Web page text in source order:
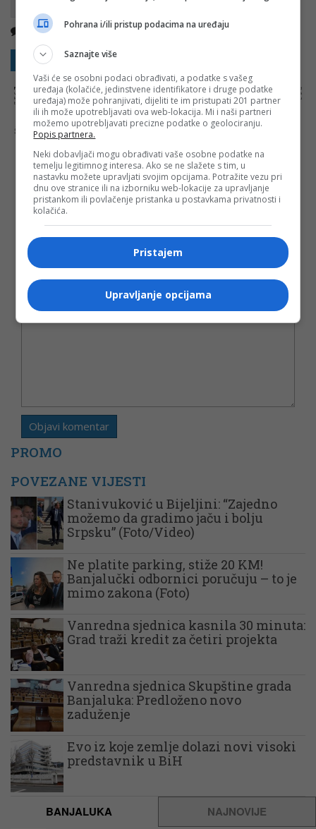
Kopirati
Nema komentara
Sakrij sve komentare
NAPOMENA: Komentari odražavaju stavove njihovih autora, a ne nužno i stavove internet portala Banjaluka.com. Molimo korisnike da se suzdrže od
vrijeđanja, psovanja i vulgarnog izražavanja. Portal Banjaluka.com zadržava pravo da obriše komentar bez najave i objašnjenja. Zbog velikog broja
komentara Banjaluka.com nije dužan obrisati sve komentare koji krše pravila. Kao čitalac takođe prihvatate mogućnost da među komentarima mogu
biti pronađeni sadržaji koji mogu biti u suprotnosti sa vašim vjerskim, moralnim i drugim načelima i uvjerenjima.
Šta mislite o ovoj temi?
Vaša e-mail adresa neće biti objavljena. Sva polja su
obavezna!
*
Email*
Komentar
PROMO
POVEZANE VIJESTI
Stanivuković u Bijeljini: “Zajedno
možemo da gradimo jaču i bolju
Srpsku” (Foto/Video)
Ne platite parking, stiže 20 KM!
Banjalučki odbornici poručuju – to je
mimo zakona (Foto)
Vanredna sjednica kasnila 30 minuta:
Grad traži kredit za četiri projekta
Vanredna sjednica Skupštine grada
Banjaluka: Predloženo novo
zaduženje
Evo iz koje zemlje dolazi novi visoki
predstavnik u BiH
BANJALUKA NAJNOVIJE
Pohrana i/ili pristup podacima na uređaju
Saznajte više
Vaši će se osobni podaci obrađivati, a podatke s vašeg
uređaja (kolačiće, jedinstvene identifikatore i druge podatke
uređaja) može pohranjivati, dijeliti te im pristupati 201 partner
ili ih može upotrebljavati ova web-lokacija. Mi i naši partneri
možemo upotrebljavati precizne podatke o geolociranju.
Popis partnera.
Neki dobavljači mogu obrađivati vaše osobne podatke na
temelju legitimnog interesa. Ako se ne slažete s tim, u
nastavku možete upravljati svojim opcijama. Potražite vezu pri
dnu ove stranice ili na izborniku web-lokacije za upravljanje
pristankom ili povlačenje pristanka u postavkama privatnosti i
kolačića.
Pristajem
Upravljanje opcijama